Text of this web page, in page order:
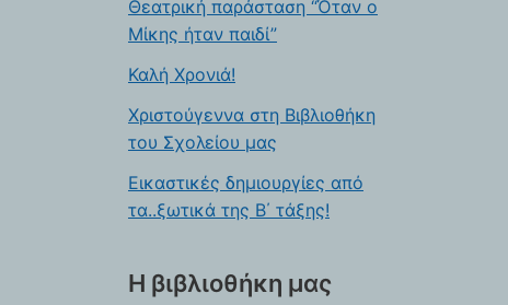
Θεατρική παράσταση “Όταν ο
Μίκης ήταν παιδί”
Καλή Χρονιά!
Xριστούγεννα στη Βιβλιοθήκη
του Σχολείου μας
Εικαστικές δημιουργίες από
τα..ξωτικά της Β΄ τάξης!
Η βιβλιοθήκη μας